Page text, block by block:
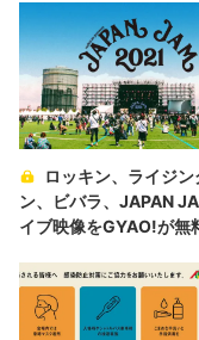
ロッキン、ライジン
ン、ビバラ、JAPAN
イブ映像をGYAO!が無